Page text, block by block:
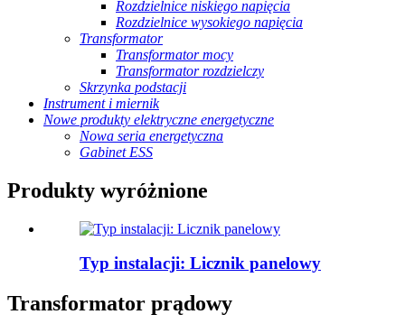
Rozdzielnice niskiego napięcia
Rozdzielnice wysokiego napięcia
Transformator
Transformator mocy
Transformator rozdzielczy
Skrzynka podstacji
Instrument i miernik
Nowe produkty elektryczne energetyczne
Nowa seria energetyczna
Gabinet ESS
Produkty wyróżnione
Typ instalacji: Licznik panelowy
Transformator prądowy